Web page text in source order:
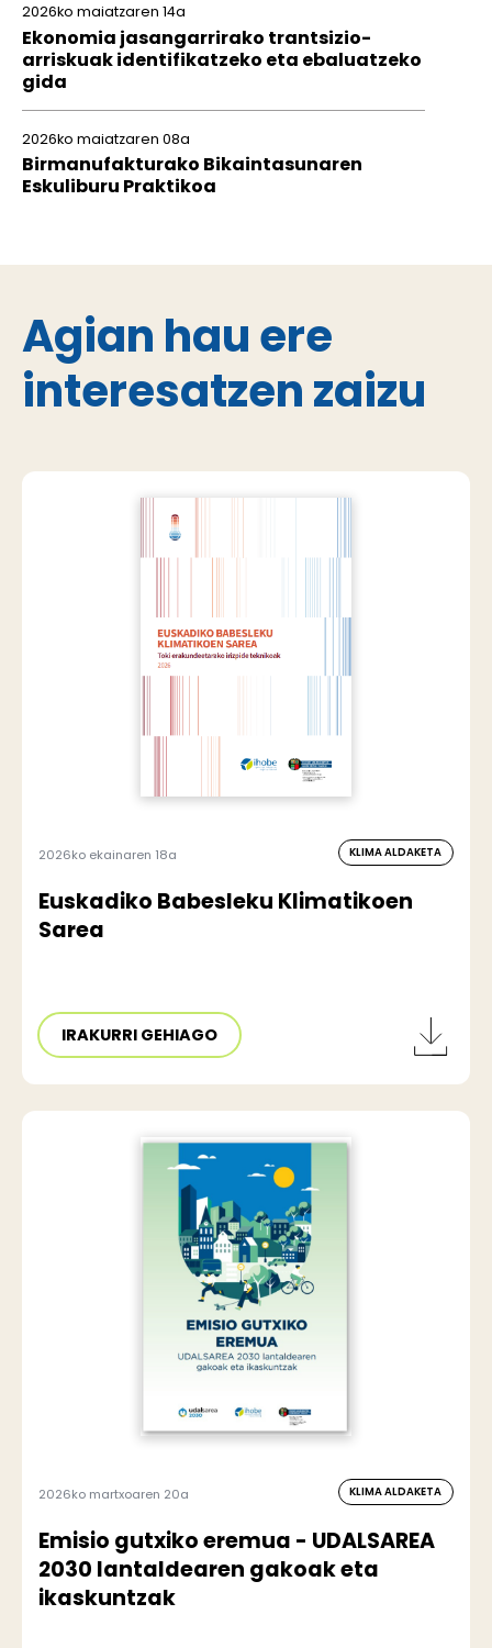
2026ko maiatzaren 14a
Ekonomia jasangarrirako trantsizio-
arriskuak identifikatzeko eta ebaluatzeko
gida
2026ko maiatzaren 08a
Birmanufakturako Bikaintasunaren
Eskuliburu Praktikoa
Agian hau ere
interesatzen zaizu
2026ko ekainaren 18a KLIMA ALDAKETA
Euskadiko Babesleku Klimatikoen
Sarea
IRAKURRI GEHIAGO
2026ko martxoaren 20a KLIMA ALDAKETA
Emisio gutxiko eremua - UDALSAREA
2030 lantaldearen gakoak eta
ikaskuntzak